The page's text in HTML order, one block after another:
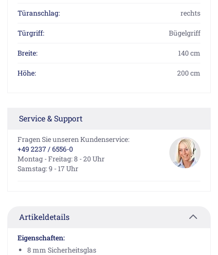
Türanschlag: rechts
Türgriff: Bügelgriff
Breite: 140 cm
Höhe: 200 cm
Service & Support
Fragen Sie unseren Kundenservice:
+49 2237 / 6556-0
Montag - Freitag: 8 - 20 Uhr
Samstag: 9 - 17 Uhr
Artikeldetails
Eigenschaften:
8 mm Sicherheitsglas